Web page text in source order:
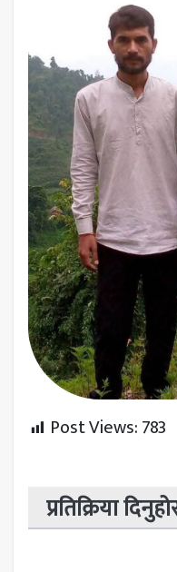
Post Views:783
प्रतिक्रिया